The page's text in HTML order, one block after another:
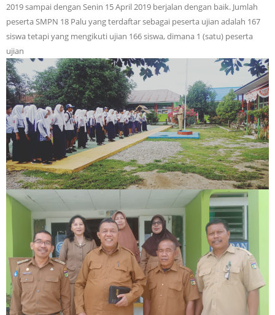
2019 sampai dengan Senin 15 April 2019 berjalan dengan baik. Jumlah
peserta SMPN 18 Palu yang terdaftar sebagai peserta ujian adalah 167
siswa tetapi yang mengikuti ujian 166 siswa, dimana 1 (satu) peserta
ujian